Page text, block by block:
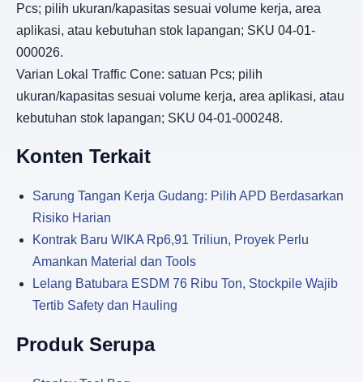
Pcs; pilih ukuran/kapasitas sesuai volume kerja, area
aplikasi, atau kebutuhan stok lapangan; SKU 04-01-
000026.
Varian Lokal Traffic Cone: satuan Pcs; pilih
ukuran/kapasitas sesuai volume kerja, area aplikasi, atau
kebutuhan stok lapangan; SKU 04-01-000248.
Konten Terkait
Sarung Tangan Kerja Gudang: Pilih APD Berdasarkan
Risiko Harian
Kontrak Baru WIKA Rp6,91 Triliun, Proyek Perlu
Amankan Material dan Tools
Lelang Batubara ESDM 76 Ribu Ton, Stockpile Wajib
Tertib Safety dan Hauling
Produk Serupa